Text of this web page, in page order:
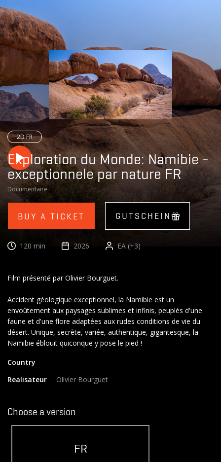
CINE
2D FR
Exploration du Monde: Namibie -
exceptionnele par nature FR
Documentaire
BUY A TICKET GUTSCHEIN
120 min 2026 EA (+3)
Film présenté par Olivier Bourguet.
Accident géologique exceptionnel, la Namibie est un
envoûtement aux paysages sublimes et infinis, peuplés d'une
faune et d'une flore adaptées aux rudes conditions de vie du
désert. Unique, secrète, variée, authentique, gigantesque, la
Country
Realisateur
Olivier Bourguet
Choose a version
FR